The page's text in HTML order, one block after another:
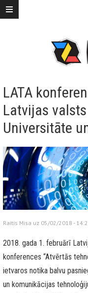
LATA
Latvijas
Universitāte
Raitis Misa uz 05/02/2018 -
2018. gada 1. februārī
konferences “Atvērtās
ietvaros notika balvu
un komunikācijas